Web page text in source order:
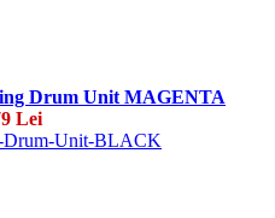
Drum Unit MAGENTA
Lei